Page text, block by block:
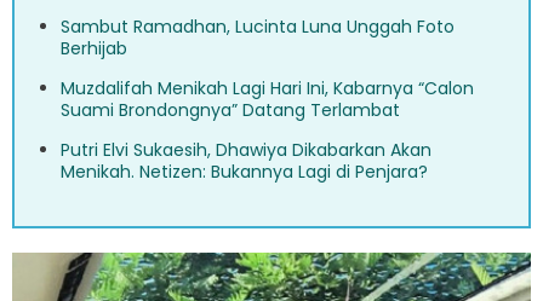
Sambut Ramadhan, Lucinta Luna Unggah Foto
Berhijab
Muzdalifah Menikah Lagi Hari Ini, Kabarnya “Calon
Suami Brondongnya” Datang Terlambat
Putri Elvi Sukaesih, Dhawiya Dikabarkan Akan
Menikah. Netizen: Bukannya Lagi di Penjara?